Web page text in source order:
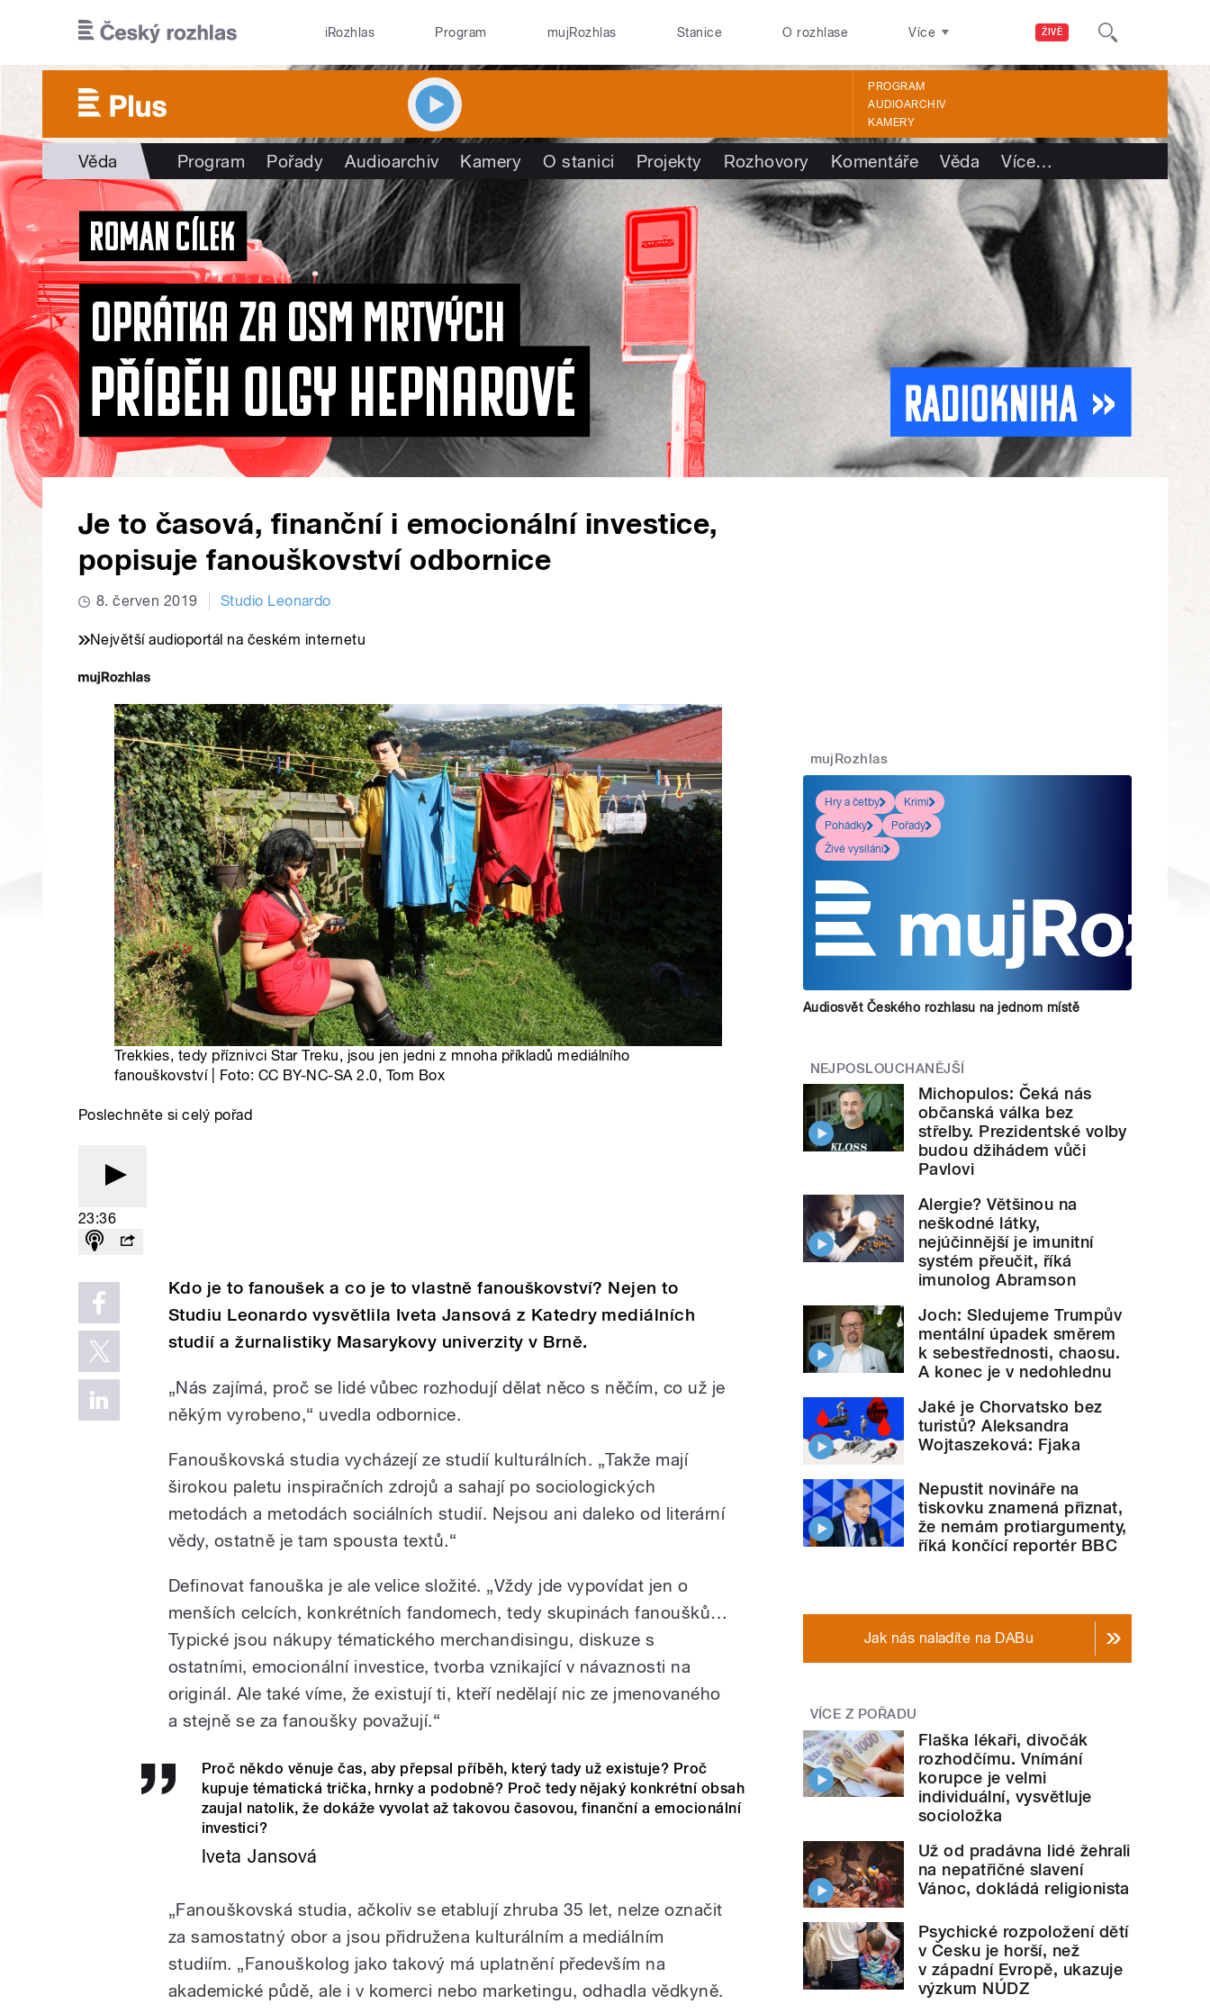
ŽIVĚ
iRozhlas Program mujRozhlas Stanice O rozhlase Více
PROGRAM
AUDIOARCHIV
KAMERY
Věda Program Pořady Audioarchiv Kamery O stanici Projekty Rozhovory Komentáře Věda Více…
Je to časová, finanční i emocionální investice,
popisuje fanouškovství odbornice
8. červen 2019 Studio Leonardo
Největší audioportál na českém internetu
Trekkies, tedy příznivci Star Treku, jsou jen jedni z mnoha příkladů mediálního
fanouškovství | Foto: CC BY-NC-SA 2.0, Tom Box
Poslechněte si celý pořad
23:36
Kdo je to fanoušek a co je to vlastně fanouškovství? Nejen to
Studiu Leonardo vysvětlila Iveta Jansová z Katedry mediálních
studií a žurnalistiky Masarykovy univerzity v Brně.
„Nás zajímá, proč se lidé vůbec rozhodují dělat něco s něčím, co už je
někým vyrobeno,“ uvedla odbornice.
Fanouškovská studia vycházejí ze studií kulturálních. „Takže mají
širokou paletu inspiračních zdrojů a sahají po sociologických
metodách a metodách sociálních studií. Nejsou ani daleko od literární
vědy, ostatně je tam spousta textů.“
Definovat fanouška je ale velice složité. „Vždy jde vypovídat jen o
menších celcích, konkrétních fandomech, tedy skupinách fanoušků…
Typické jsou nákupy tématického merchandisingu, diskuze s
ostatními, emocionální investice, tvorba vznikající v návaznosti na
originál. Ale také víme, že existují ti, kteří nedělají nic ze jmenovaného
a stejně se za fanoušky považují.“
Proč někdo věnuje čas, aby přepsal příběh, který tady už existuje? Proč
kupuje tématická trička, hrnky a podobně? Proč tedy nějaký konkrétní obsah
zaujal natolik, že dokáže vyvolat až takovou časovou, finanční a emocionální
investici?
Iveta Jansová
„Fanouškovská studia, ačkoliv se etablují zhruba 35 let, nelze označit
za samostatný obor a jsou přidružena kulturálním a mediálním
studiím. „Fanouškolog jako takový má uplatnění především na
akademické půdě, ale i v komerci nebo marketingu, odhadla vědkyně.
mujRozhlas
Hry a četby
Krimi
Pohádky
Pořady
Živé vysílání
Audiosvět Českého rozhlasu na jednom místě
NEJPOSLOUCHANĚJŠÍ
Michopulos: Čeká nás
občanská válka bez
střelby. Prezidentské volby
budou džihádem vůči
Pavlovi
Alergie? Většinou na
neškodné látky,
nejúčinnější je imunitní
systém přeučit, říká
imunolog Abramson
Joch: Sledujeme Trumpův
mentální úpadek směrem
k sebestřednosti, chaosu.
A konec je v nedohlednu
Jaké je Chorvatsko bez
turistů? Aleksandra
Wojtaszeková: Fjaka
Nepustit novináře na
tiskovku znamená přiznat,
že nemám protiargumenty,
říká končící reportér BBC
Jak nás naladíte na DABu
VÍCE Z POŘADU
Flaška lékaři, divočák
rozhodčímu. Vnímání
korupce je velmi
individuální, vysvětluje
socioložka
Už od pradávna lidé žehrali
na nepatřičné slavení
Vánoc, dokládá religionista
Psychické rozpoložení dětí
v Česku je horší, než
v západní Evropě, ukazuje
výzkum NÚDZ